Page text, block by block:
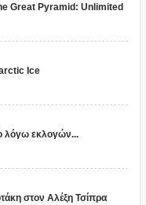
Great Pyramid: Unlimited
Ice
λόγω εκλογών...
στον Αλέξη Τσίπρα